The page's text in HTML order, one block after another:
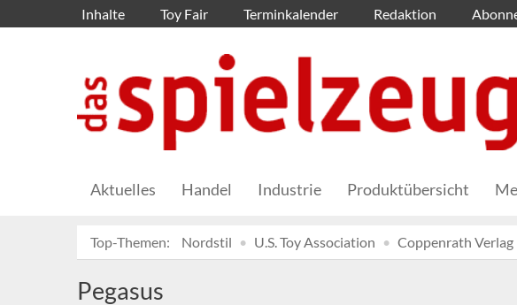
Inhalte Toy Fair Terminkalender Redaktion
Aktuelles Handel Industrie Produktübersicht
Top-Themen: Nordstil U.S. Toy Association Coppenrath Verlag
Pegasus